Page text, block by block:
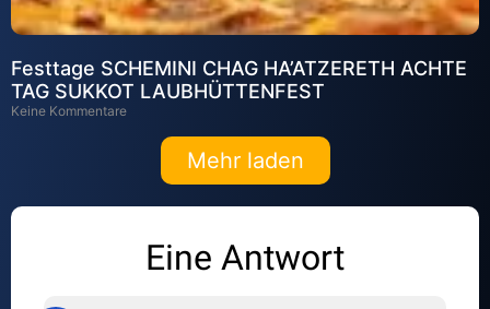
Festtage SCHEMINI CHAG HA’ATZERETH ACHTE
TAG SUKKOT LAUBHÜTTENFEST
Keine Kommentare
Mehr laden
Eine Antwort